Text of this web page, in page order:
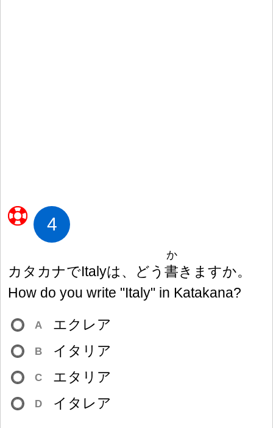
4
カタカナでItalyは、どう 書
か
きますか。
How do you write "Italy" in Katakana?
A エクレア
B イタリア
C エタリア
D イタレア